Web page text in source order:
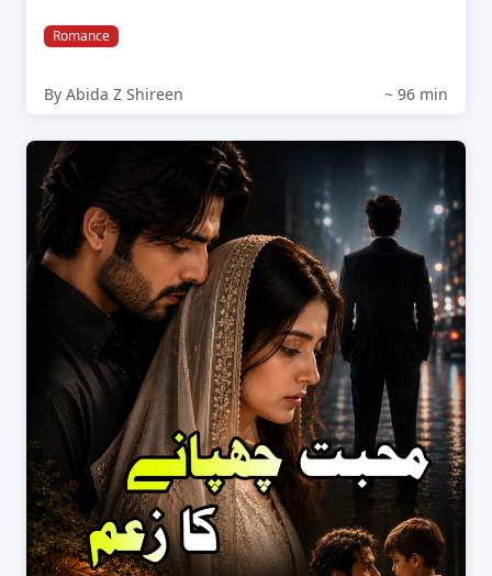
Romance
By Abida Z Shireen ~ 96 min